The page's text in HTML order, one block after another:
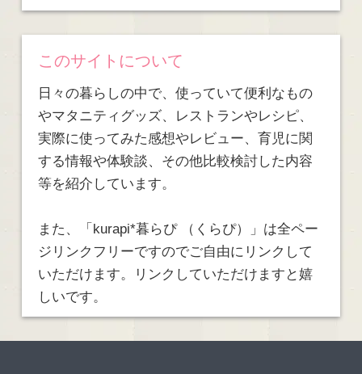
このサイトについて
日々の暮らしの中で、使っていて便利なもの
やマタニティグッズ、レストランやレシピ、
実際に使ってみた感想やレビュー、育児に関
する情報や体験談、その他比較検討した内容
等を紹介しています。
また、「kurapi*暮らぴ （くらぴ）」は全ペー
ジリンクフリーですのでご自由にリンクして
いただけます。リンクしていただけますと嬉
しいです。